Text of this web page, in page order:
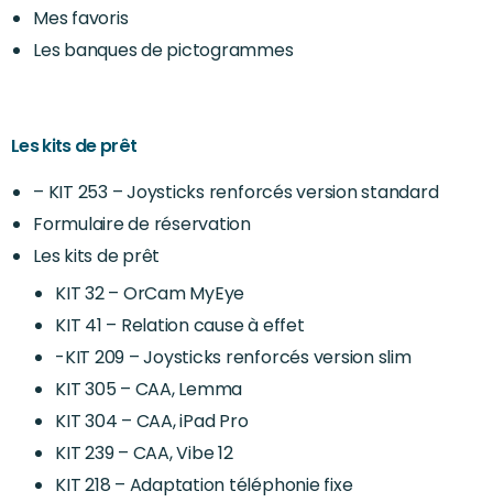
Mes favoris
Les banques de pictogrammes
Les kits de prêt
– KIT 253 – Joysticks renforcés version standard
Formulaire de réservation
Les kits de prêt
KIT 32 – OrCam MyEye
KIT 41 – Relation cause à effet
-KIT 209 – Joysticks renforcés version slim
KIT 305 – CAA, Lemma
KIT 304 – CAA, iPad Pro
KIT 239 – CAA, Vibe 12
KIT 218 – Adaptation téléphonie fixe